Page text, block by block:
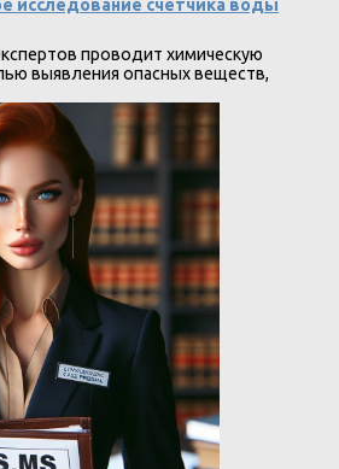
исследование счетчика воды
проводит химическую
выявления опасных веществ,